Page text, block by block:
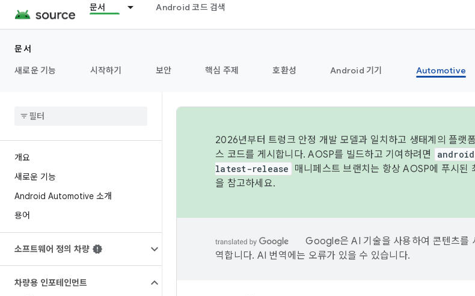
문서 Android 코드 검색
문서
새로운 기능
시작하기 보안 핵심 주제 호환성 Android 기기 Automotive
개요
새로운 기능
Android Automotive 소개
용어
소프트웨어 정의 차량
차량용 인포테인먼트
2026년부터 트렁크 안정 개발 모델과 일치하고 생태계의 플랫
스 코드를 게시합니다. AOSP를 빌드하고 기여하려면
latest-release
매니페스트 브랜치는 항상 AOSP에 푸시
을 참고하세요.
Google은 AI 기술을 사용하여 콘텐츠를
역합니다. AI 번역에는 오류가 있을 수 있습니다.